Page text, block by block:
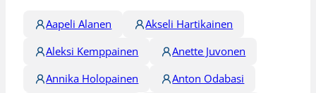
Aapeli Alanen
Akseli Hartikainen
Aleksi Kemppainen
Anette Juvonen
Annika Holopainen
Anton Odabasi